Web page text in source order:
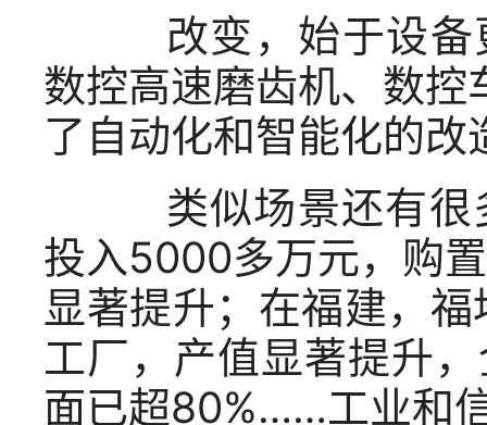
改变，始于设备
数控高速磨齿机、数
了自动化和智能化的改
类似场景还有很
投入5000多万元，购
显著提升；在福建，
工厂，产值显著提升
面已超80%……工业和